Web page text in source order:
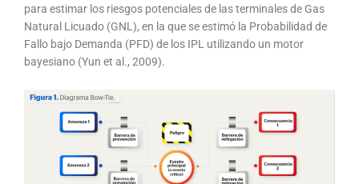
para estimar los riesgos potenciales de las terminales de Gas
Natural Licuado (GNL), en la que se estimó la Probabilidad de
Fallo bajo Demanda (PFD) de los IPL utilizando un motor
bayesiano (Yun et al., 2009).